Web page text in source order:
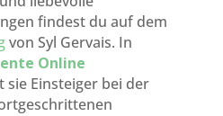
findest du auf dem
von Syl Gervais. In
Online
sie Einsteiger bei der